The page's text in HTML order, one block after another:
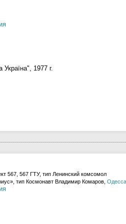
1977 г.
567, 567 ГТУ, тип Ленинский комсомол
тип Космонавт Владимир Комаров, Одесса